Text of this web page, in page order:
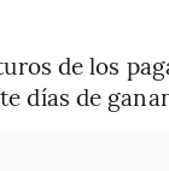
de los
días de